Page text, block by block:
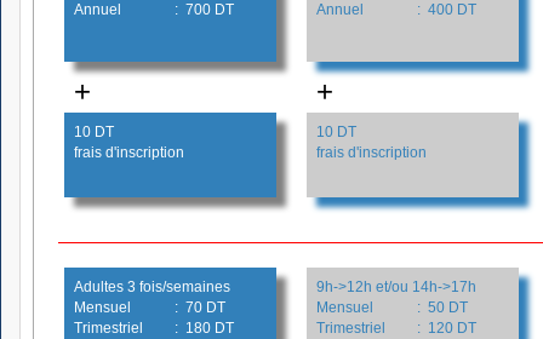
Annuel
: 700 DT
Annuel
: 400 DT
+ +
10 DT
frais d'inscription
10 DT
frais d'inscription
Adultes 3 fois/semaines
Mensuel
: 70 DT
Trimestriel
: 180 DT
9h->12h et/ou 14h->17h
Mensuel
: 50 DT
Trimestriel
: 120 DT